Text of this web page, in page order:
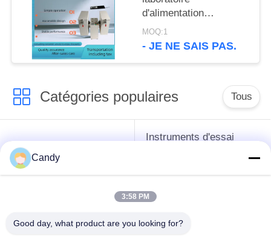
d'alimentation
d'appareil de contrôle
d'index de longévité de
MOQ:1
- JE NE SAIS PAS.
Catégories populaires Tous
instruments de essai
de pétrole
Instruments d'essai
graisse
Équipement d'essai
d'huile de
Candy
3:58 PM
Good day, what product are you looking for?